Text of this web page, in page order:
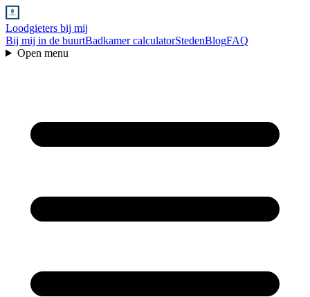
Loodgieters bij mij
Bij mij in de buurtBadkamer calculatorStedenBlogFAQ
Open menu